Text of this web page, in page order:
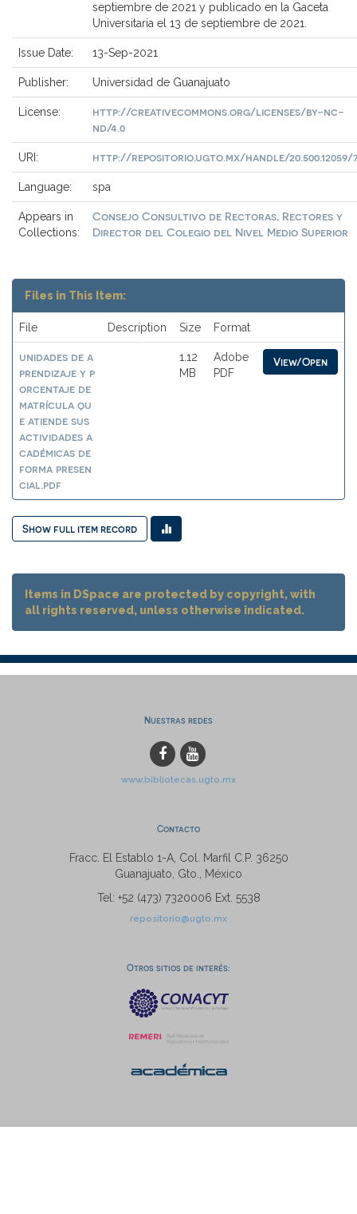
septiembre de 2021 y publicado en la Gaceta
Universitaria el 13 de septiembre de 2021.
Issue Date: 13-Sep-2021
Publisher: Universidad de Guanajuato
License:
http://creativecommons.org/licenses/by-nc-
nd/4.0
URI: http://repositorio.ugto.mx/handle/20.500.12059/
Language: spa
Appears in
Collections:
Consejo Consultivo de Rectoras, Rectores y
Director del Colegio del Nivel Medio Superior
Files in This Item:
File Description Size Format
unidades de a
prendizaje y p
orcentaje de
matrícula qu
e atiende sus
actividades a
cadémicas de
forma presen
cial.pdf
1.12
MB
Adobe
PDF
View/Open
Show full item record
Items in DSpace are protected by copyright, with
all rights reserved, unless otherwise indicated.
Nuestras redes
www.bibliotecas.ugto.mx
Contacto
Fracc. El Establo 1-A, Col. Marfil C.P. 36250
Guanajuato, Gto., México
Tel: +52 (473) 7320006 Ext. 5538
repositorio@ugto.mx
Otros sitios de interés: